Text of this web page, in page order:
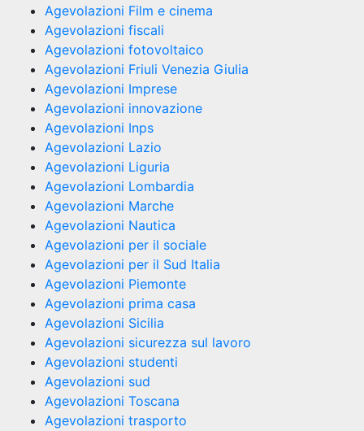
Agevolazioni Film e cinema
Agevolazioni fiscali
Agevolazioni fotovoltaico
Agevolazioni Friuli Venezia Giulia
Agevolazioni Imprese
Agevolazioni innovazione
Agevolazioni Inps
Agevolazioni Lazio
Agevolazioni Liguria
Agevolazioni Lombardia
Agevolazioni Marche
Agevolazioni Nautica
Agevolazioni per il sociale
Agevolazioni per il Sud Italia
Agevolazioni Piemonte
Agevolazioni prima casa
Agevolazioni Sicilia
Agevolazioni sicurezza sul lavoro
Agevolazioni studenti
Agevolazioni sud
Agevolazioni Toscana
Agevolazioni trasporto